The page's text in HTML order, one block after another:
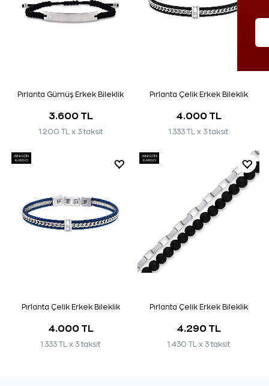
Pırlanta Gümüş Erkek Bileklik
3.600 TL
1.200 TL x 3 taksit
Pırlanta Çelik Erkek Bileklik
4.000 TL
1.333 TL x 3 taksit
AYNI GÜN
KARGO
Pırlanta Çelik Erkek Bileklik
4.000 TL
1.333 TL x 3 taksit
AYNI GÜN
KARGO
Pırlanta Çelik Erkek Bileklik
4.290 TL
1.430 TL x 3 taksit